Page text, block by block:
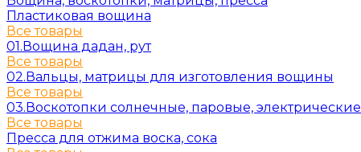
Пластиковая вощина
Все товары
01.Вощина дадан, рут
Все товары
02.Вальцы, матрицы для изготовления вощины
Все товары
03.Воскотопки солнечные, паровые, электрические
Все товары
Пресса для отжима воска, сока